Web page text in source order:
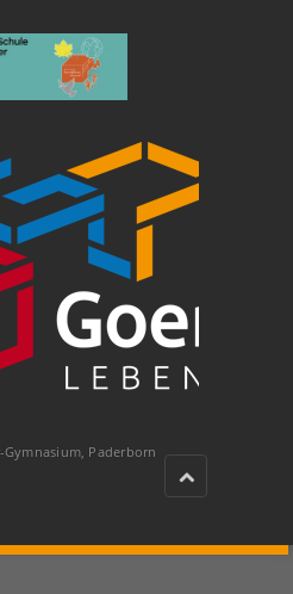
Paderborn